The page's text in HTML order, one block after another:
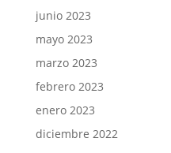
junio 2023
mayo 2023
marzo 2023
febrero 2023
enero 2023
diciembre 2022